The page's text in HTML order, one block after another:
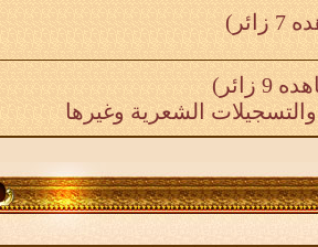
زائر)
الشعرية وغيرها